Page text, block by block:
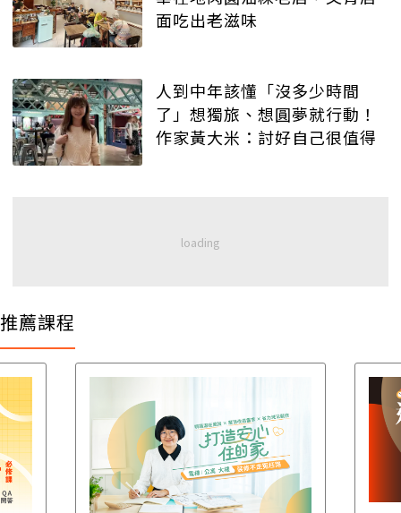
面吃出老滋味
人到中年該懂「沒多少時間
了」想獨旅、想圓夢就行動！
作家黃大米：討好自己很值得
推薦課程